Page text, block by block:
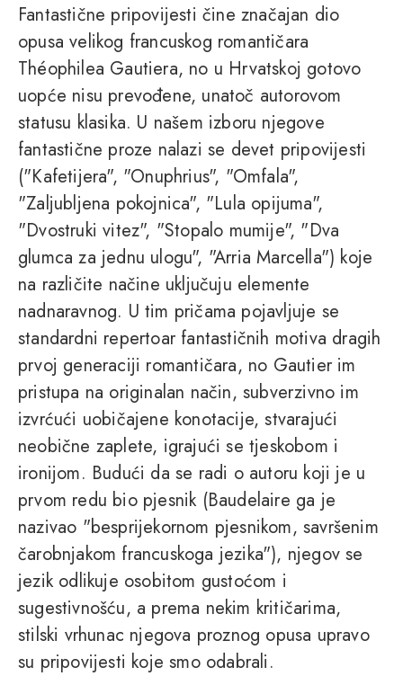
Fantastične pripovijesti čine značajan dio
opusa velikog francuskog romantičara
Théophilea Gautiera, no u Hrvatskoj gotovo
uopće nisu prevođene, unatoč autorovom
statusu klasika. U našem izboru njegove
fantastične proze nalazi se devet pripovijesti
("Kafetijera", "Onuphrius", "Omfala",
"Zaljubljena pokojnica", "Lula opijuma",
"Dvostruki vitez", "Stopalo mumije", "Dva
glumca za jednu ulogu", "Arria Marcella") koje
na različite načine uključuju elemente
nadnaravnog. U tim pričama pojavljuje se
standardni repertoar fantastičnih motiva dragih
prvoj generaciji romantičara, no Gautier im
pristupa na originalan način, subverzivno im
izvrćući uobičajene konotacije, stvarajući
neobične zaplete, igrajući se tjeskobom i
ironijom. Budući da se radi o autoru koji je u
prvom redu bio pjesnik (Baudelaire ga je
nazivao "besprijekornom pjesnikom, savršenim
čarobnjakom francuskoga jezika"), njegov se
jezik odlikuje osobitom gustoćom i
sugestivnošću, a prema nekim kritičarima,
stilski vrhunac njegova proznog opusa upravo
su pripovijesti koje smo odabrali.